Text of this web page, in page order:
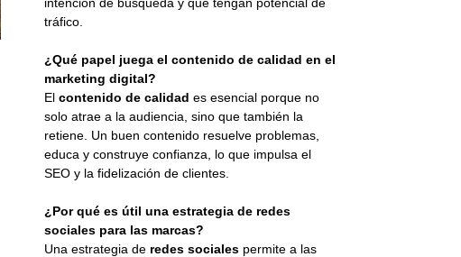
tráfico.
¿Qué papel juega el contenido de calidad en el
marketing digital?
El contenido de calidad es esencial porque no
solo atrae a la audiencia, sino que también la
retiene. Un buen contenido resuelve problemas,
educa y construye confianza, lo que impulsa el
SEO y la fidelización de clientes.
¿Por qué es útil una estrategia de redes
sociales para las marcas?
Una estrategia de redes sociales permite a las